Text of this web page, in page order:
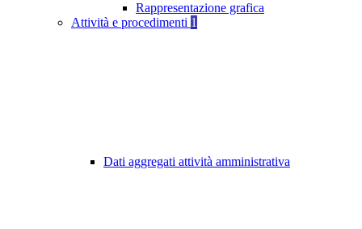
Rappresentazione grafica
Attività e procedimenti 1
Dati aggregati attività amministrativa